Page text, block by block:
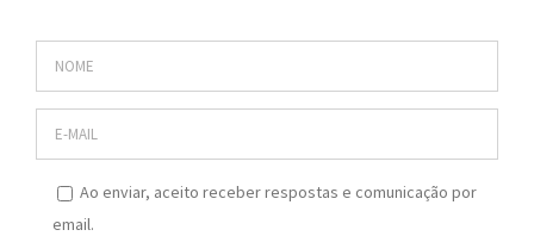
Ao enviar, aceito receber respostas e comunicação por
email.